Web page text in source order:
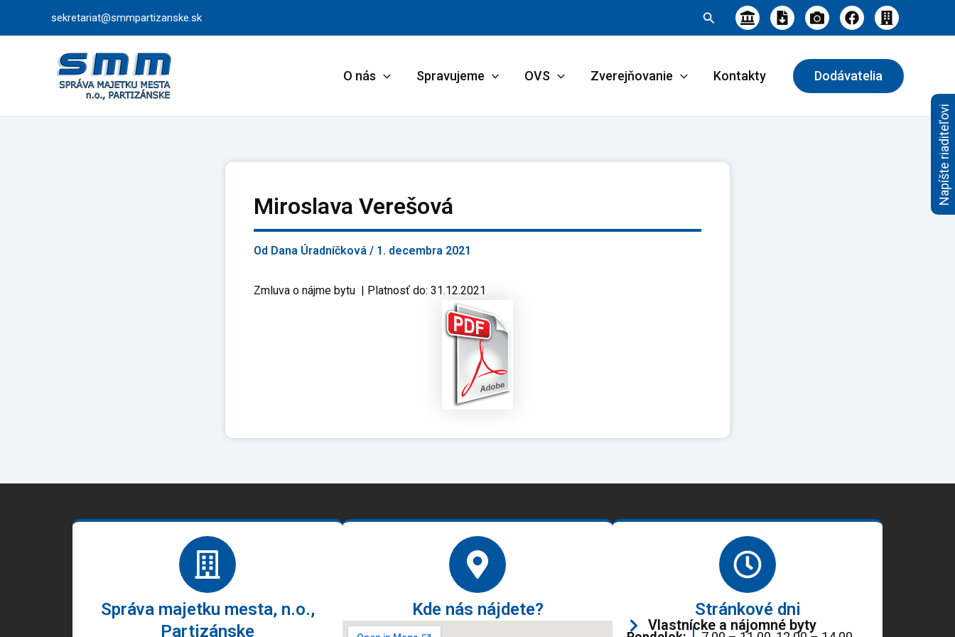
sekretariat@smmpartizanske.sk Hľadať
O nás Spravujeme OVS Zverejňovanie Kontakty Dodávatelia
Miroslava Verešová
Od Dana Úradníčková / 1. decembra 2021
Zmluva o nájme bytu | Platnosť do: 31.12.2021
Správa majetku mesta, n.o.,
Partizánske
Kde nás nájdete? Stránkové dni
Vlastnícke a nájomné byty
Napíšte riaditeľovi